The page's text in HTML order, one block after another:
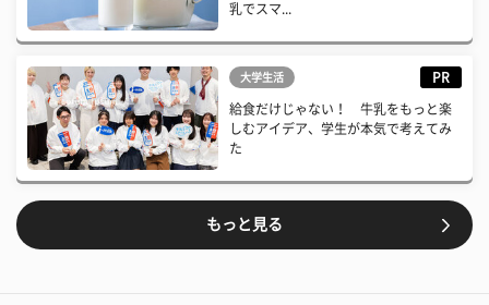
乳でスマ...
大学生活 PR
給食だけじゃない！ 牛乳をもっと楽
しむアイデア、学生が本気で考えてみ
た
もっと見る